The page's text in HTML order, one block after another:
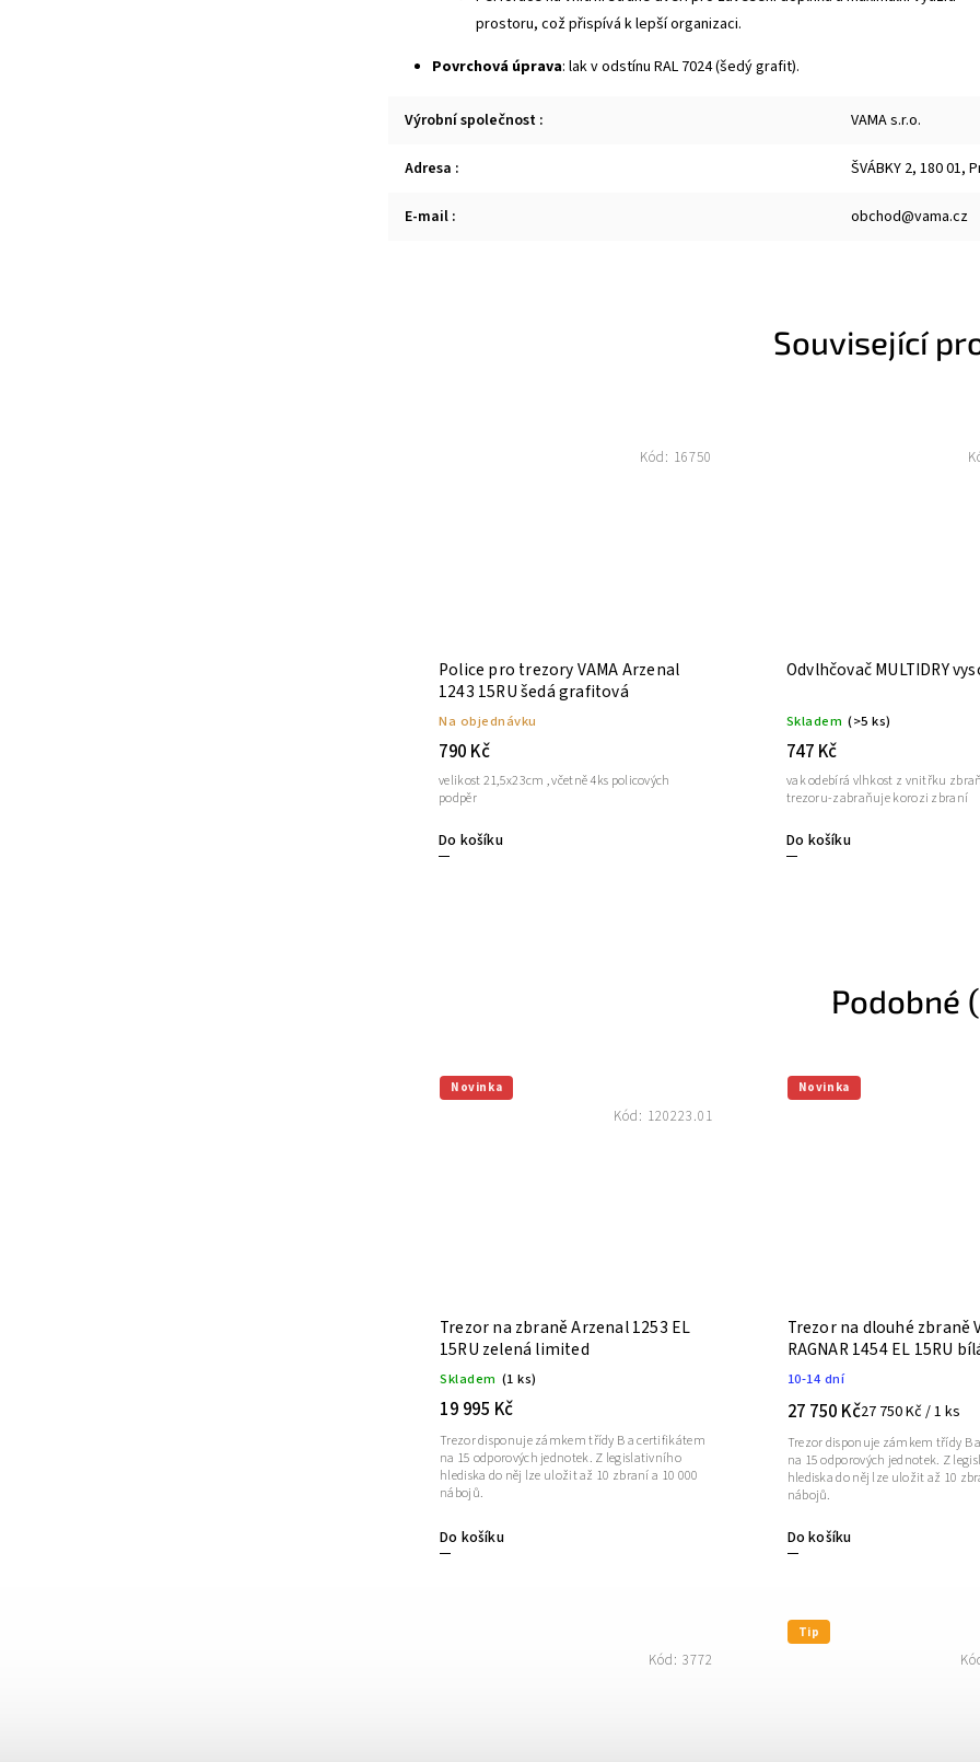
prostoru, což přispívá k lepší organizaci.
Povrchová úprava: lak v odstínu RAL 7024 (šedý grafit).
Výrobní společnost : VAMA s.r.o.
Adresa : ŠVÁBKY 2, 180 01,
E-mail : obchod@vama.cz
Související
Police pro trezory VAMA Arzenal
1243 15RU šedá grafitová
Na objednávku
790 Kč
Do košíku
velikost 21,5x23cm , včetně 4ks policových
podpěr
Kód: 16750
Odvlhčovač MULTIDRY
Skladem (>5 ks)
747 Kč
Do košíku
vak odebírá vlhkost z vnitřku
trezoru-zabraňuje korozi zbraní
Podobné
Novinka
Trezor na zbraně Arzenal 1253 EL
15RU zelená limited
Skladem (1 ks)
19 995 Kč
Do košíku
Trezor disponuje zámkem třídy B a certifikátem
na 15 odporových jednotek. Z legislativního
hlediska do něj lze uložit až 10 zbraní a 10 000
nábojů.
Kód: 120223.01
Novinka
Trezor na dlouhé zbraně
RAGNAR 1454 EL 15RU
10-14 dní
27 750 Kč27 750 Kč / 1 ks
Do košíku
Trezor disponuje zámkem třídy B
na 15 odporových jednotek. Z
hlediska do něj lze uložit až 10
nábojů.
Kód: 3772
Tip